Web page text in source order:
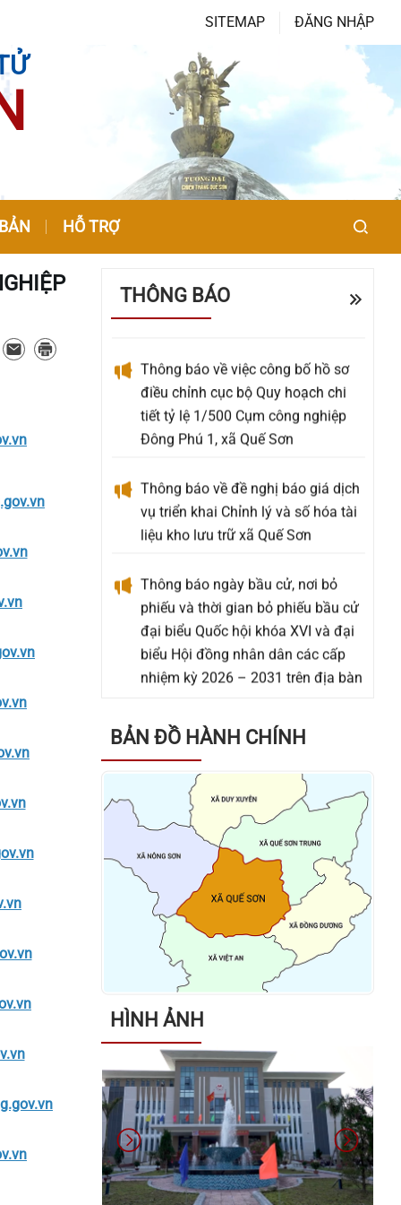
SITEMAP ĐĂNG NHẬP
HỖ TRỢ
THÔNG BÁO
Về việc đề nghị báo giá Gói thầu:
Cải tiến, nâng cấp các tính năng
trên trang OA Zalo của xã Quế Sơn
toàn tổ chức, hoạt động của thôn
điều chỉnh cục bộ Quy hoạch chi
tiết tỷ lệ 1/500 Cụm công nghiệp
Đông Phú 1, xã Quế Sơn
vụ triển khai Chỉnh lý và số hóa tài
liệu kho lưu trữ xã Quế Sơn
phiếu và thời gian bỏ phiếu bầu cử
đại biểu Quốc hội khóa XVI và đại
biểu Hội đồng nhân dân các cấp
nhiệm kỳ 2026 – 2031 trên địa bàn
xã Quế Sơn
Thông báo về việc rà soát, đăng ký
hỗ trợ kinh phí xây dựng mộ liệt sĩ
và mộ Bà mẹ Việt Nam anh hùng
an táng ngoài Nghĩa trang Liệt sĩ
phát sinh mới chưa được phê duyệt
hỗ trợ kinh phí
Thông báo về việc tặng quà cho
người có công với cách mạng, thân
nhân người có công với cách
mạng, đối tượng bảo trợ xã hội và
đối tượng đặc thù nhân dịp tết
Nguyên đán Bính Ngọ năm 2026
Thông báo về việc niêm yết danh
sách cử tri bầu cử đại biểu Quốc
hội khóa XVI và bầu cử đại biểu
Hội đồng nhân dân các cấp nhiệm
kỳ 2026 – 2031
Kết luận của đồng chí Võ Đình
BẢN ĐỒ HÀNH CHÍNH
HÌNH ẢNH